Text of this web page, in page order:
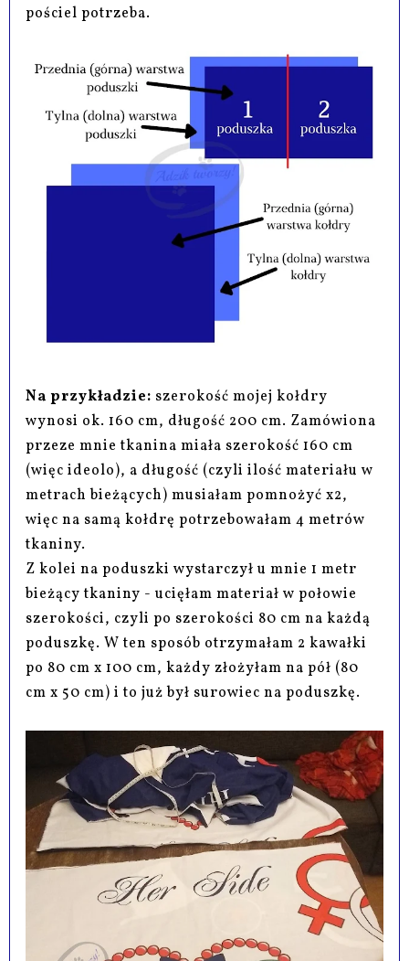
pościel potrzeba.
Na przykładzie: szerokość mojej kołdry
wynosi ok. 160 cm, długość 200 cm. Zamówiona
przeze mnie tkanina miała szerokość 160 cm
(więc ideolo), a długość (czyli ilość materiału w
metrach bieżących) musiałam pomnożyć x2,
więc na samą kołdrę potrzebowałam 4 metrów
tkaniny.
Z kolei na poduszki wystarczył u mnie 1 metr
bieżący tkaniny - ucięłam materiał w połowie
szerokości, czyli po szerokości 80 cm na każdą
poduszkę. W ten sposób otrzymałam 2 kawałki
po 80 cm x 100 cm, każdy złożyłam na pół (80
cm x 50 cm) i to już był surowiec na poduszkę.